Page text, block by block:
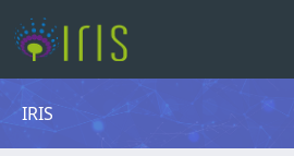
IRIS